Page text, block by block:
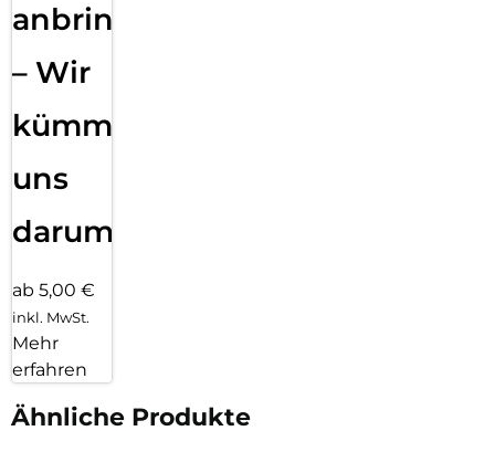
anbringen
– Wir
kümmern
uns
darum!
ab 5,00 €
inkl. MwSt.
Mehr
erfahren
Ähnliche Produkte